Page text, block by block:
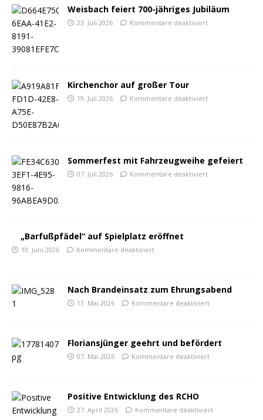
Weisbach feiert 700-jähriges Jubiläum
23. Juli 2026 Kommentare deaktiviert
Kirchenchor auf großer Tour
19. Juli 2026 Kommentare deaktiviert
Sommerfest mit Fahrzeugweihe gefeiert
07. Juli 2026 Kommentare deaktiviert
„Barfußpfädel“ auf Spielplatz eröffnet
10. Juni 2026 Kommentare deaktiviert
Nach Brandeinsatz zum Ehrungsabend
13. Mai 2026 Kommentare deaktiviert
Floriansjünger geehrt und befördert
07. Mai 2026 Kommentare deaktiviert
Positive Entwicklung des RCHO
27. April 2026 Kommentare deaktiviert